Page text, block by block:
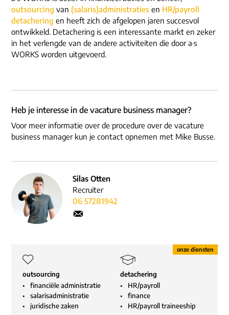
outsourcing van (salaris)administraties en HR/payroll
detachering en heeft zich de afgelopen jaren succesvol
ontwikkeld. Detachering is een interessante markt en zeker
in het verlengde van de andere activiteiten die door a·s
WORKS worden uitgevoerd.
Heb je interesse in de vacature business manager?
Voor meer informatie over de procedure over de vacature
business manager kun je contact opnemen met Mike Busse.
Silas Otten
Recruiter
06 57281942
outsourcing
financiële administratie
salarisadministratie
juridische zaken
detachering
HR/payroll
finance
HR/payroll traineeship